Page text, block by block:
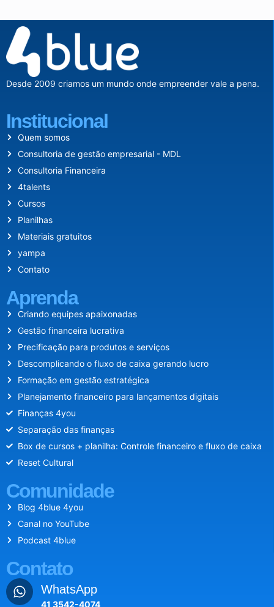
Desde 2009 criamos um mundo onde empreender vale a pena.
Institucional
Quem somos
Consultoria de gestão empresarial - MDL
Consultoria Financeira
4talents
Cursos
Planilhas
Materiais gratuitos
yampa
Contato
Aprenda
Criando equipes apaixonadas
Gestão financeira lucrativa
Precificação para produtos e serviços
Descomplicando o fluxo de caixa gerando lucro
Formação em gestão estratégica
Planejamento financeiro para lançamentos digitais
Finanças 4you
Separação das finanças
Box de cursos + planilha: Controle financeiro e fluxo de caixa
Reset Cultural
Comunidade
Blog 4blue 4you
Canal no YouTube
Podcast 4blue
Contato
WhatsApp
41 3542-4074